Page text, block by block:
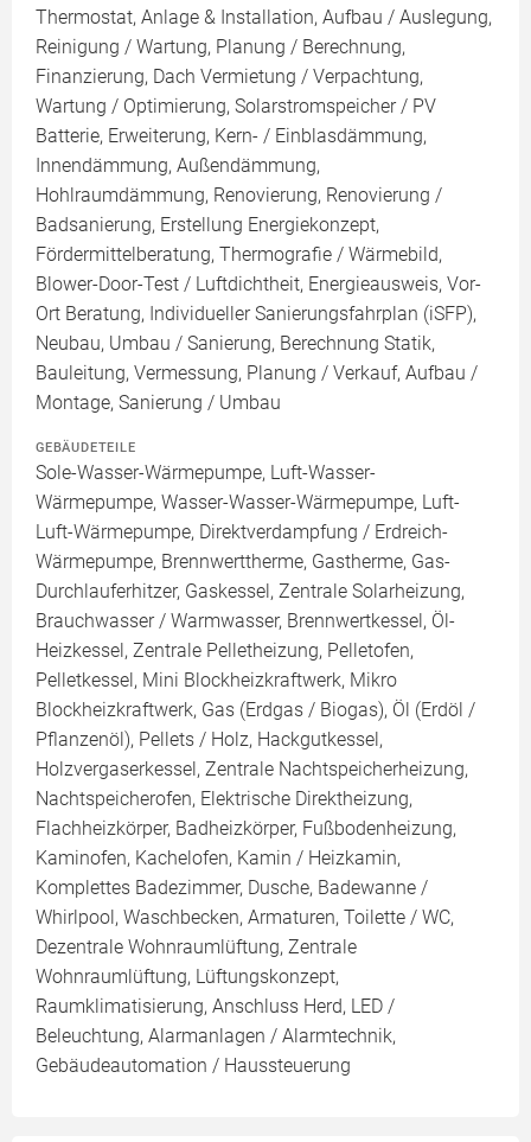
Thermostat, Anlage & Installation, Aufbau / Auslegung,
Reinigung / Wartung, Planung / Berechnung,
Finanzierung, Dach Vermietung / Verpachtung,
Wartung / Optimierung, Solarstromspeicher / PV
Batterie, Erweiterung, Kern- / Einblasdämmung,
Innendämmung, Außendämmung,
Hohlraumdämmung, Renovierung, Renovierung /
Badsanierung, Erstellung Energiekonzept,
Fördermittelberatung, Thermografie / Wärmebild,
Blower-Door-Test / Luftdichtheit, Energieausweis, Vor-
Ort Beratung, Individueller Sanierungsfahrplan (iSFP),
Neubau, Umbau / Sanierung, Berechnung Statik,
Bauleitung, Vermessung, Planung / Verkauf, Aufbau /
Montage, Sanierung / Umbau
GEBÄUDETEILE
Sole-Wasser-Wärmepumpe, Luft-Wasser-
Wärmepumpe, Wasser-Wasser-Wärmepumpe, Luft-
Luft-Wärmepumpe, Direktverdampfung / Erdreich-
Wärmepumpe, Brennwerttherme, Gastherme, Gas-
Durchlauferhitzer, Gaskessel, Zentrale Solarheizung,
Brauchwasser / Warmwasser, Brennwertkessel, Öl-
Heizkessel, Zentrale Pelletheizung, Pelletofen,
Pelletkessel, Mini Blockheizkraftwerk, Mikro
Blockheizkraftwerk, Gas (Erdgas / Biogas), Öl (Erdöl /
Pflanzenöl), Pellets / Holz, Hackgutkessel,
Holzvergaserkessel, Zentrale Nachtspeicherheizung,
Nachtspeicherofen, Elektrische Direktheizung,
Flachheizkörper, Badheizkörper, Fußbodenheizung,
Kaminofen, Kachelofen, Kamin / Heizkamin,
Komplettes Badezimmer, Dusche, Badewanne /
Whirlpool, Waschbecken, Armaturen, Toilette / WC,
Dezentrale Wohnraumlüftung, Zentrale
Wohnraumlüftung, Lüftungskonzept,
Raumklimatisierung, Anschluss Herd, LED /
Beleuchtung, Alarmanlagen / Alarmtechnik,
Gebäudeautomation / Haussteuerung